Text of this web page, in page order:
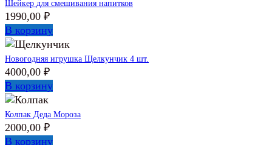
Шейкер для смешивания напитков
1990,00 ₽
В корзину
Новогодняя игрушка Щелкунчик 4 шт.
4000,00 ₽
В корзину
Колпак Деда Мороза
2000,00 ₽
В корзину